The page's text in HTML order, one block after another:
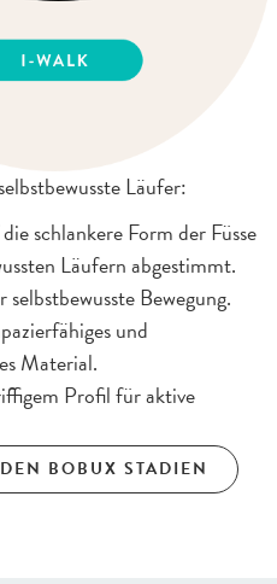
Läufer:
schlankere Form der Füsse
Läufern abgestimmt.
Bewegung.
und
Material.
Profil für aktive
BOBUX STADIEN